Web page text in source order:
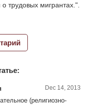
трудовых мигрантах.".
Dec 14, 2013
(религиозно-